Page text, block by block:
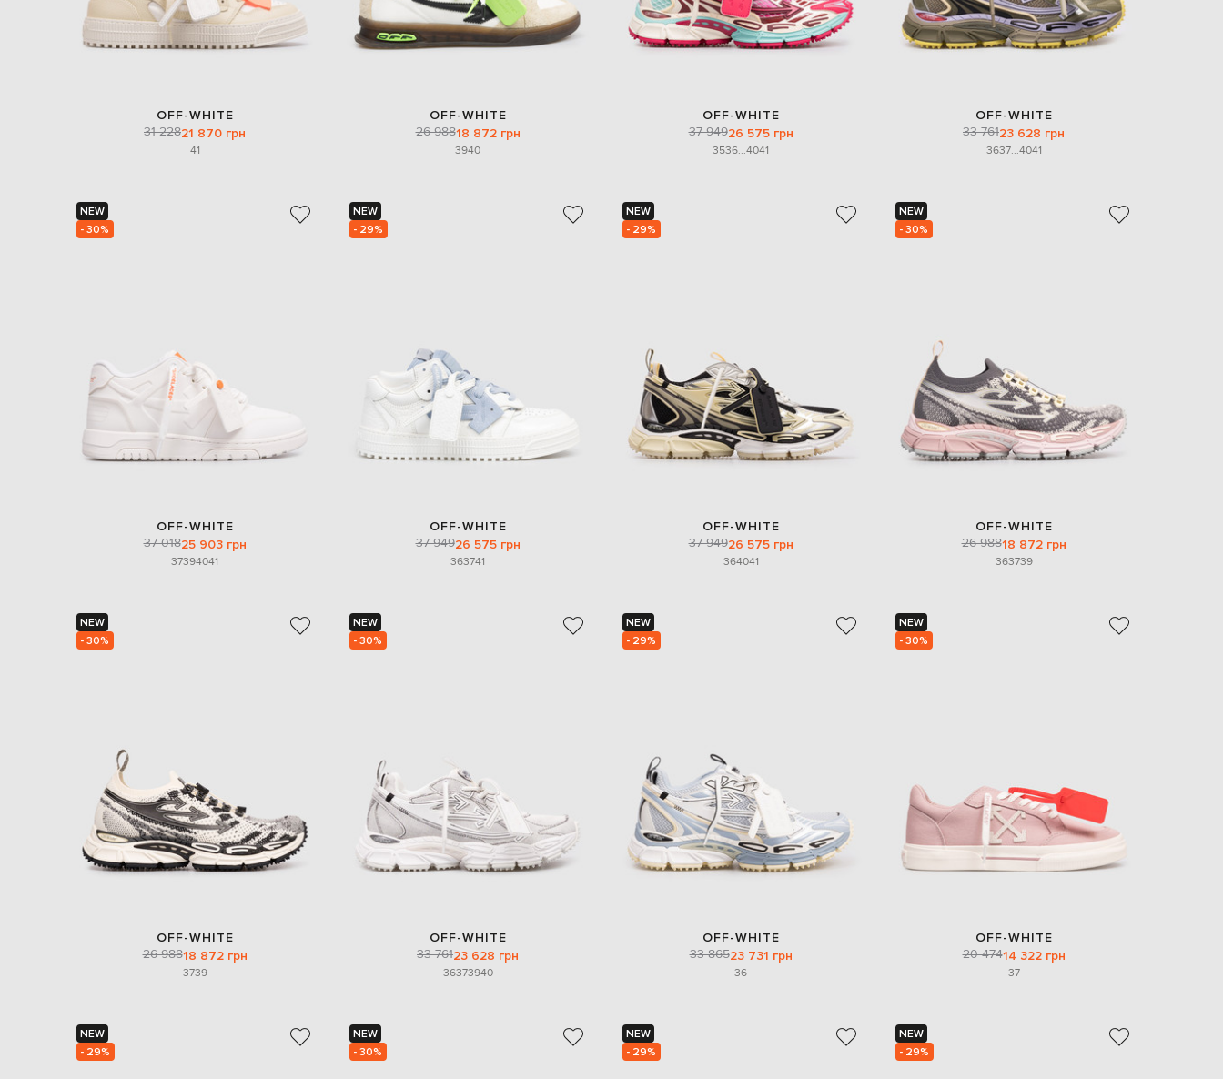
OFF-WHITE
31 22821 870 грн
41
OFF-WHITE
26 98818 872 грн
3940
OFF-WHITE
37 94926 575 грн
3536...4041
OFF-WHITE
33 76123 628 грн
3637...4041
NEW
- 30%
OFF-WHITE
37 01825 903 грн
37394041
NEW
- 29%
OFF-WHITE
37 94926 575 грн
363741
NEW
- 29%
OFF-WHITE
37 94926 575 грн
364041
NEW
- 30%
OFF-WHITE
26 98818 872 грн
363739
NEW
- 30%
OFF-WHITE
26 98818 872 грн
3739
NEW
- 30%
OFF-WHITE
33 76123 628 грн
36373940
NEW
- 29%
OFF-WHITE
33 86523 731 грн
36
NEW
- 30%
OFF-WHITE
20 47414 322 грн
37
NEW
- 29%
NEW
- 30%
NEW
- 29%
NEW
- 29%